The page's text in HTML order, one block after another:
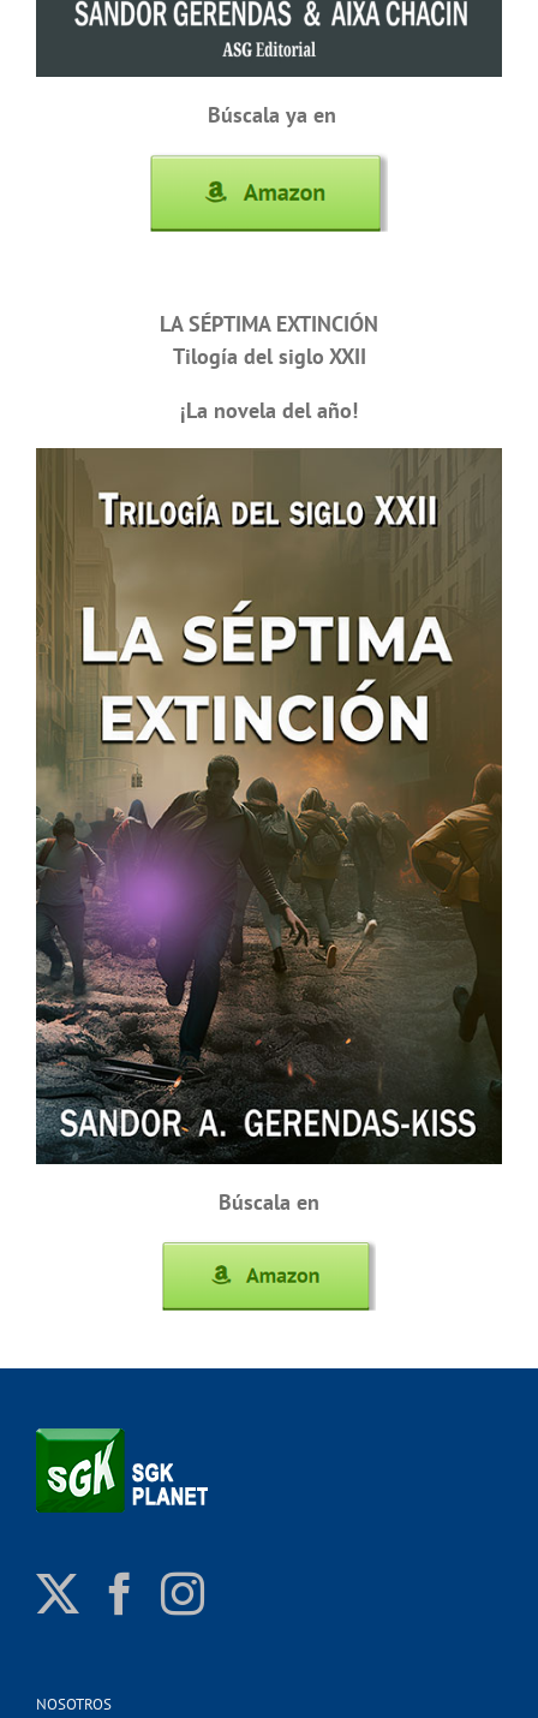
Búscala ya en
LA SÉPTIMA EXTINCIÓN
Tilogía del siglo XXII
¡La novela del año!
Búscala en
NOSOTROS